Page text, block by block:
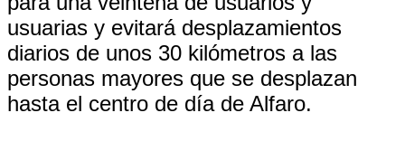
usuarias y evitará desplazamientos
diarios de unos 30 kilómetros a las
personas mayores que se desplazan
hasta el centro de día de Alfaro.